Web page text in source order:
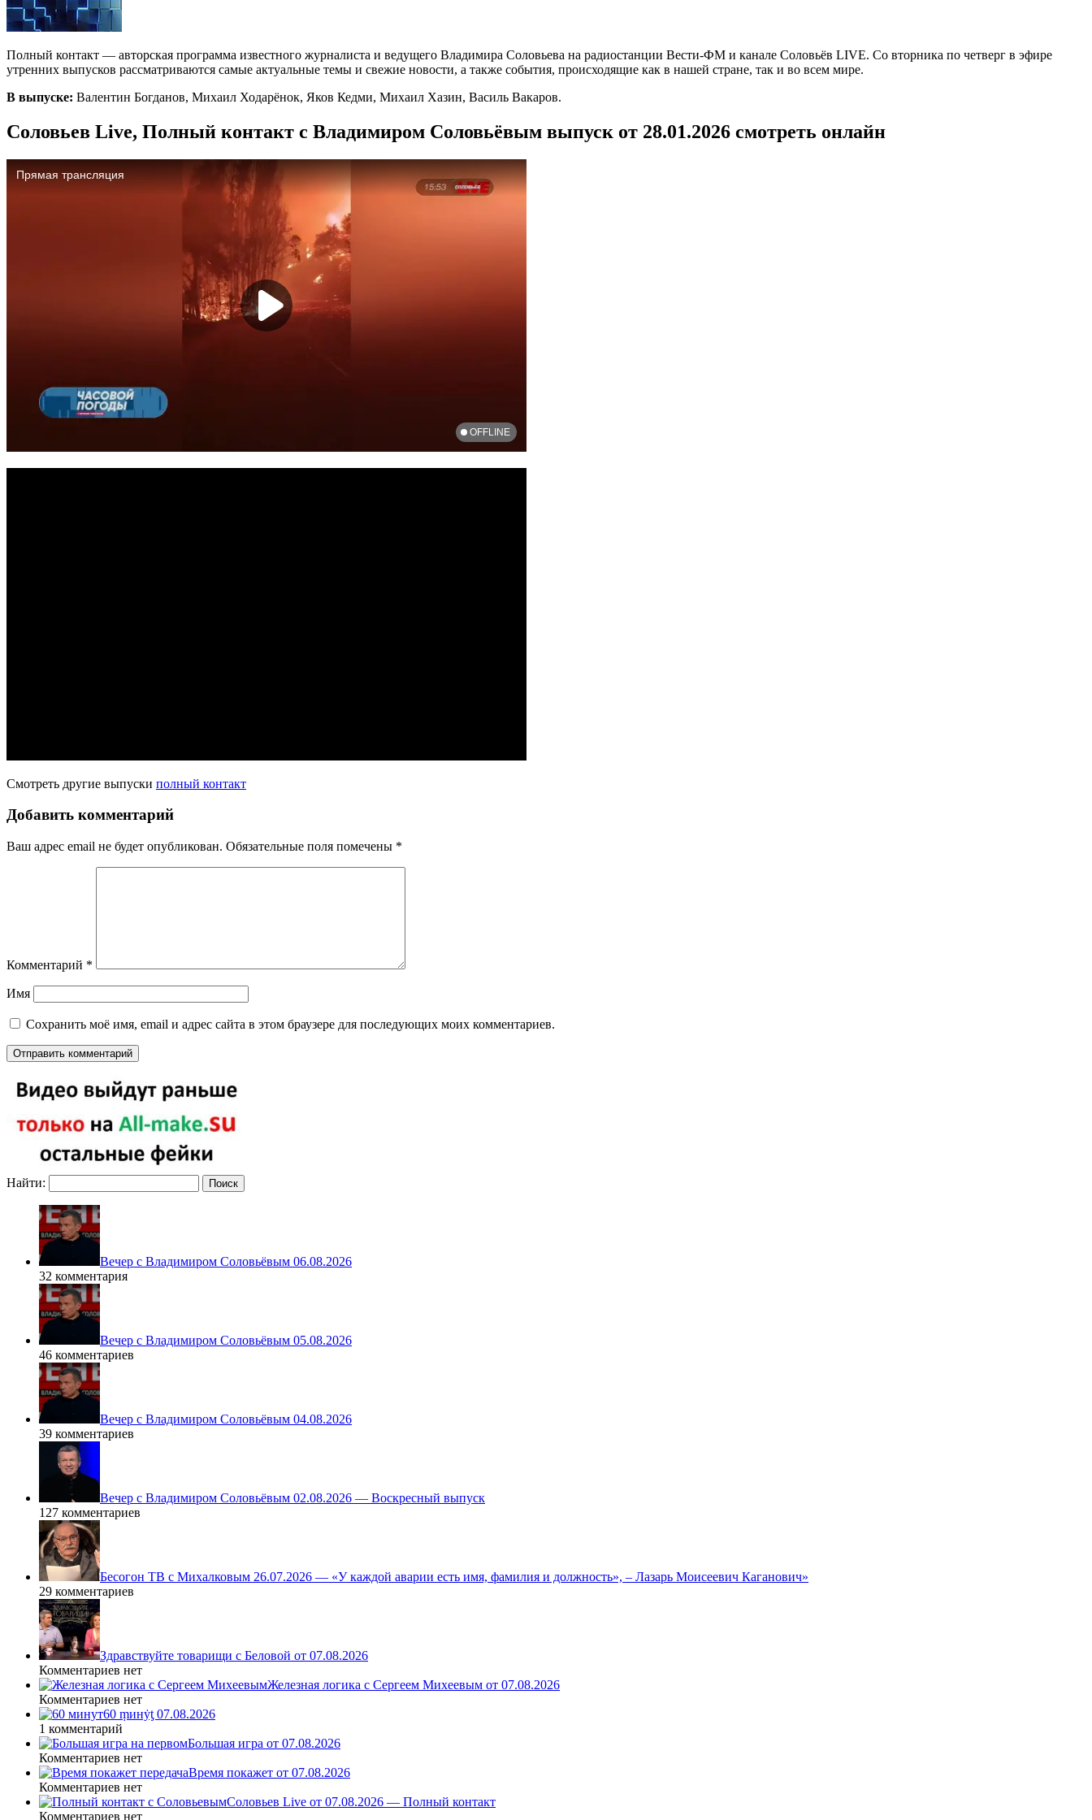
Полный контакт — авторская программа известного журналиста и ведущего Владимира Соловьева на радиостанции Вести-ФМ и канале Соловьёв LIVE. Со вторника по четверг в эфире
утренних выпусков рассматриваются самые актуальные темы и свежие новости, а также события, происходящие как в нашей стране, так и во всем мире.
В выпуске: Валентин Богданов, Михаил Ходарёнок, Яков Кедми, Михаил Хазин, Василь Вакаров.
Соловьев Live, Полный контакт с Владимиром Соловьёвым выпуск от 28.01.2026 смотреть онлайн
Смотреть другие выпуски полный контакт
Добавить комментарий
Ваш адрес email не будет опубликован. Обязательные поля помечены *
Комментарий *
Имя
Сохранить моё имя, email и адрес сайта в этом браузере для последующих моих комментариев.
Найти:
Вечер с Владимиром Соловьёвым 06.08.2026
32 комментария
Вечер с Владимиром Соловьёвым 05.08.2026
46 комментариев
Вечер с Владимиром Соловьёвым 04.08.2026
39 комментариев
Вечер с Владимиром Соловьёвым 02.08.2026 — Воскресный выпуск
127 комментариев
Бесогон ТВ с Михалковым 26.07.2026 — «У каждой аварии есть имя, фамилия и должность», – Лазарь Моисеевич Каганович»
29 комментариев
Здравствуйте товарищи с Беловой от 07.08.2026
Комментариев нет
Железная логика с Сергеем Михеевым от 07.08.2026
Комментариев нет
60 ṃинẏƫ 07.08.2026
1 комментарий
Большая игра от 07.08.2026
Комментариев нет
Время покажет от 07.08.2026
Комментариев нет
Соловьев Live от 07.08.2026 — Полный контакт
Комментариев нет